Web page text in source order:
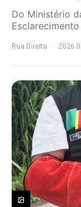
Do Ministério
Rua Direita